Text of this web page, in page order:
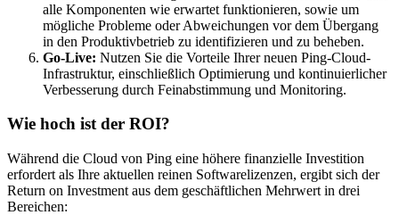
alle Komponenten wie erwartet funktionieren, sowie um
mögliche Probleme oder Abweichungen vor dem Übergang
in den Produktivbetrieb zu identifizieren und zu beheben.
Go-Live: Nutzen Sie die Vorteile Ihrer neuen Ping-Cloud-
Infrastruktur, einschließlich Optimierung und kontinuierlicher
Verbesserung durch Feinabstimmung und Monitoring.
Wie hoch ist der ROI?
Während die Cloud von Ping eine höhere finanzielle Investition
erfordert als Ihre aktuellen reinen Softwarelizenzen, ergibt sich der
Return on Investment aus dem geschäftlichen Mehrwert in drei
Bereichen: